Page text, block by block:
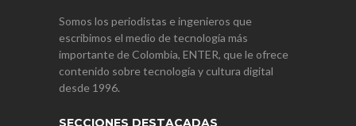
Somos los periodistas e ingenieros que
escribimos el medio de tecnología más
importante de Colombia, ENTER, que le ofrece
contenido sobre tecnología y cultura digital
desde 1996.
SECCIONES DESTACADAS